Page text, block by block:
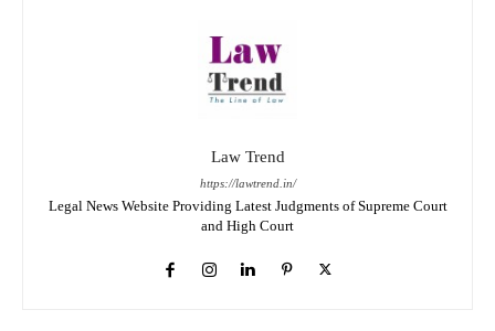
Law Trend
https://lawtrend.in/
Legal News Website Providing Latest Judgments of Supreme Court
and High Court